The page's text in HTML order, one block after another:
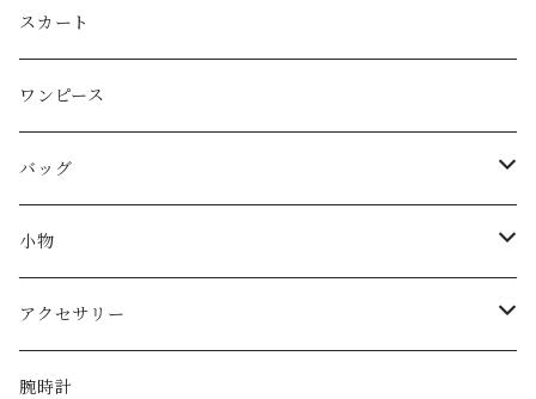
Christian Dior
CELINE
FENDI
miu miu
Martin Margiela
Yves Saint Laurent
スカート
ワンピース
バッグ
ショルダーバッグ
ハンド/トートバッグ
リュック
小物
帽子
ベルト
アクセサリー
ネックレス
腕時計